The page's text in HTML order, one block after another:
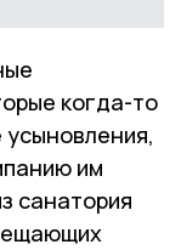
когда-то
им
санатория